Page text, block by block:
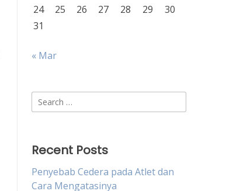
24
25 26 27 28 29
30
31
« Mar
Search
for:
Recent Posts
Penyebab Cedera pada Atlet dan
Cara Mengatasinya